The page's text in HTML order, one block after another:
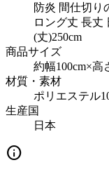
防炎 間仕切り
ロング丈 長丈
(丈)250cm
商品サイズ
約幅100cm×高
材質・素材
ポリエステル
生産国
日本
info